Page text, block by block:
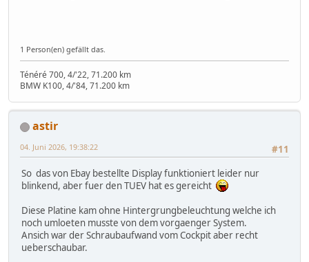
1 Person(en) gefällt das.
Ténéré 700, 4/'22, 71.200 km
BMW K100, 4/'84, 71.200 km
astir
#11
04. Juni 2026, 19:38:22
So das von Ebay bestellte Display funktioniert leider nur
blinkend, aber fuer den TUEV hat es gereicht
Diese Platine kam ohne Hintergrungbeleuchtung welche ich
noch umloeten musste von dem vorgaenger System.
Ansich war der Schraubaufwand vom Cockpit aber recht
ueberschaubar.